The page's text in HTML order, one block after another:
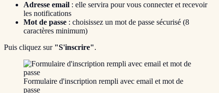
Adresse email : elle servira pour vous connecter et recevoir
les notifications
Mot de passe : choisissez un mot de passe sécurisé (8
caractères minimum)
Puis cliquez sur "S'inscrire".
Formulaire d'inscription rempli avec email et mot de
passe